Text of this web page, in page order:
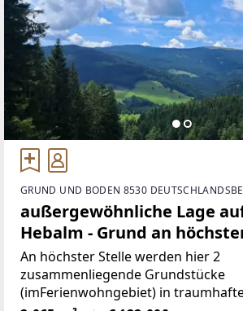
GRUND UND BODEN 8530
außergewöhnliche Lage
Hebalm - Grund an
(Provisionsfrei)
An höchster Stelle werden hier 2
zusammenliegende Grundstücke
(imFerienwohngebiet) in